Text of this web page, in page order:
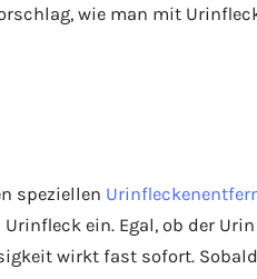
wie man mit
speziellen
ein. Egal, ob der
wirkt fast sofort.